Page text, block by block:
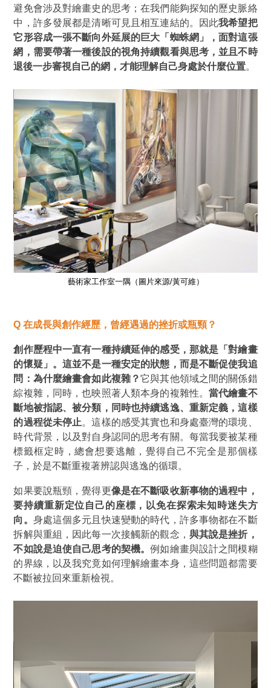
避免會涉及對繪畫史的思考；在我們能夠探知的歷史脈絡
中，許多發展都是清晰可見且相互連結的。因此我希望把
它形容成一張不斷向外延展的巨大 「蜘蛛網」
，面對這張
網，需要帶著一種後設的視角持續觀看與思考，並且不時
退後一步審視自己的網，才能理解自己身處於什麼位置。
藝術家工作室一隅（圖片來源/黃可維）
Q 在成長與創作經歷，曾經遇過的挫折或瓶頸？
創作歷程中一直有一種持續延伸的感受，那就是 「對繪畫
的懷疑」 。這並不是一種安定的狀態，而是不斷促使我追
問：為什麼繪畫會如此複雜？它與其他領域之間的關係錯
綜複雜，同時，也映照著人類本身的複雜性。當代繪畫不
斷地被指認、被分類，同時也持續逃逸、重新定義，這樣
的過程從未停止。這樣的感受其實也和身處臺灣的環境、
時代背景，以及對自身認同的思考有關。每當我要被某種
標籤框定時，總會想要逃離，覺得自己不完全是那個樣
子，於是不斷重複著辨認與逃逸的循環。
如果要說瓶頸，覺得更像是在不斷吸收新事物的過程中，
要持續重新定位自己的座標，以免在探索未知時迷失方
向。 身處這個多元且快速變動的時代，許多事物都在不斷
拆解與重組，因此每一次接觸新的觀念， 與其說是挫折，
不如說是迫使自己思考的契機。例如繪畫與設計之間模糊
的界線，以及我究竟如何理解繪畫本身，這些問題都需要
不斷被拉回來重新檢視。